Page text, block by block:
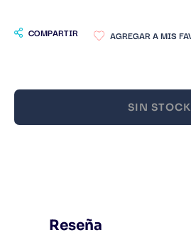
COMPARTIR
SIN STOCK
Reseña